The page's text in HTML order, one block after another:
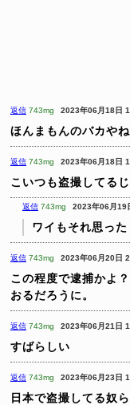
返信 743mg 2023年06月18日
ほんまもんのバカやね
返信 743mg 2023年06月18日
こいつも盗撮してる
返信 743mg 2023年06月19
ワイもそれ思った
返信 743mg 2023年06月20日
この程度で逮捕かよ？
おるだろうに。
返信 743mg 2023年06月21日
すばらしい
返信 743mg 2023年06月23日
日本で盗撮してる奴